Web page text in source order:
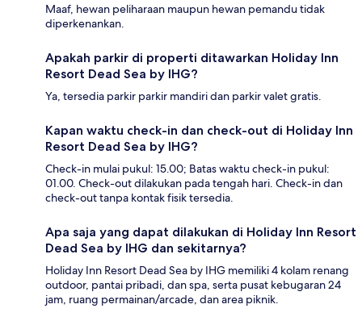
Maaf, hewan peliharaan maupun hewan pemandu tidak
diperkenankan.
Apakah parkir di properti ditawarkan Holiday Inn
Resort Dead Sea by IHG?
Ya, tersedia parkir parkir mandiri dan parkir valet gratis.
Kapan waktu check-in dan check-out di Holiday Inn
Resort Dead Sea by IHG?
Check-in mulai pukul: 15.00; Batas waktu check-in pukul:
01.00. Check-out dilakukan pada tengah hari. Check-in dan
check-out tanpa kontak fisik tersedia.
Apa saja yang dapat dilakukan di Holiday Inn Resort
Dead Sea by IHG dan sekitarnya?
Holiday Inn Resort Dead Sea by IHG memiliki 4 kolam renang
outdoor, pantai pribadi, dan spa, serta pusat kebugaran 24
jam, ruang permainan/arcade, dan area piknik.